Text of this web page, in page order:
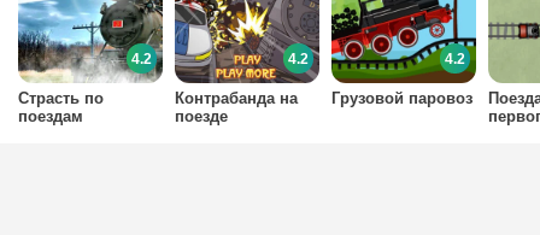
Страсть по
поездам
4.2
Контрабанда на
поезде
4.2
Грузовой паровоз
4.2